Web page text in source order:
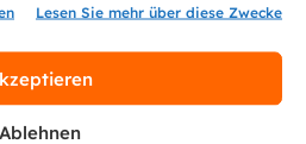
Lesen Sie mehr über diese Zwecke
Ablehnen
Schreiben enthält
Rechnung. Sie
via E-Banking